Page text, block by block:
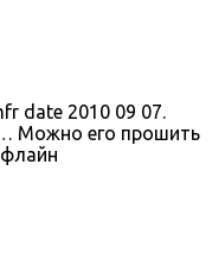
date 2010 09 07.
Можно его прошить